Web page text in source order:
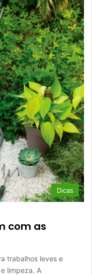
Dicas
com as
trabalhos leves e
limpeza. A